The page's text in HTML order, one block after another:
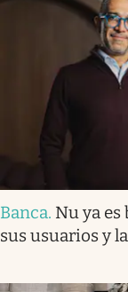
Banca. Nu ya es
sus usuarios y